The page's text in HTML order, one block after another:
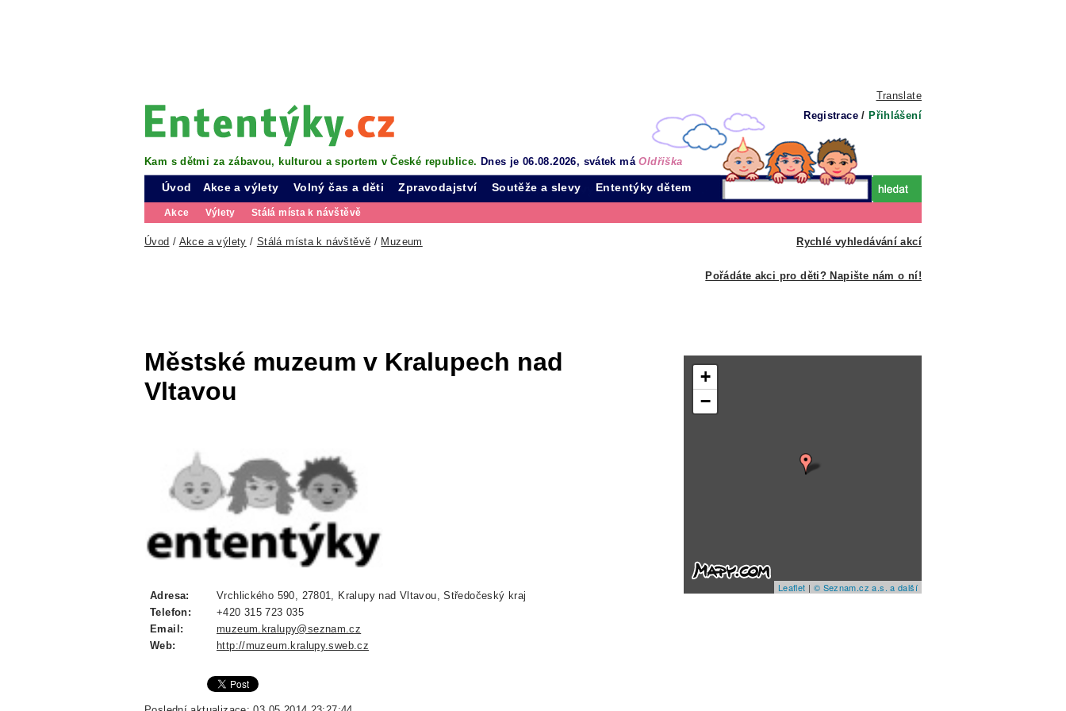
Translate
Registrace / Přihlášení
Kam s dětmi za zábavou, kulturou a sportem v České republice. Dnes je 06.08.2026, svátek máOldřiška
Úvod Akce a výlety
Akce Výlety Stálá místa k návštěvě
Volný čas a děti Zpravodajství Soutěže a slevy Ententýky dětem
Rychlé vyhledávání akcí
Úvod / Akce a výlety / Stálá místa k návštěvě / Muzeum
Pořádáte akci pro děti? Napište nám o ní!
Městské muzeum v Kralupech nad
Vltavou
Adresa:
Vrchlického 590, 27801, Kralupy nad Vltavou, Středočeský kraj
Telefon:
+420 315 723 035
Email:
muzeum.kralupy@seznam.cz
Web:
http://muzeum.kralupy.sweb.cz
+
−
Leaflet | © Seznam.cz a.s. a další